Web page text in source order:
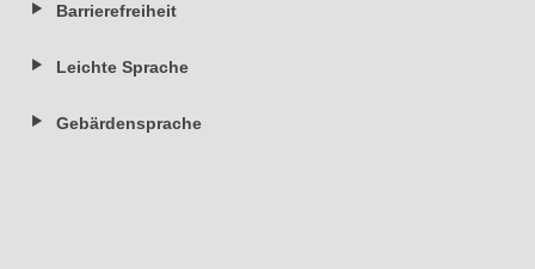
Barrierefreiheit
Leichte Sprache
Gebärdensprache